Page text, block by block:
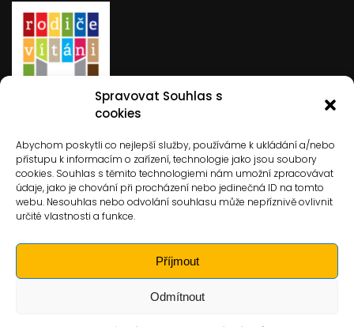
Spravovat Souhlas s
cookies
Abychom poskytli co nejlepší služby, používáme k ukládání a/nebo
přístupu k informacím o zařízení, technologie jako jsou soubory
cookies. Souhlas s těmito technologiemi nám umožní zpracovávat
údaje, jako je chování při procházení nebo jedinečná ID na tomto
webu. Nesouhlas nebo odvolání souhlasu může nepříznivě ovlivnit
určité vlastnosti a funkce.
Příjmout
Odmítnout
Hledat
Hledat
Základní škola JevíčkoDesign & Developed by